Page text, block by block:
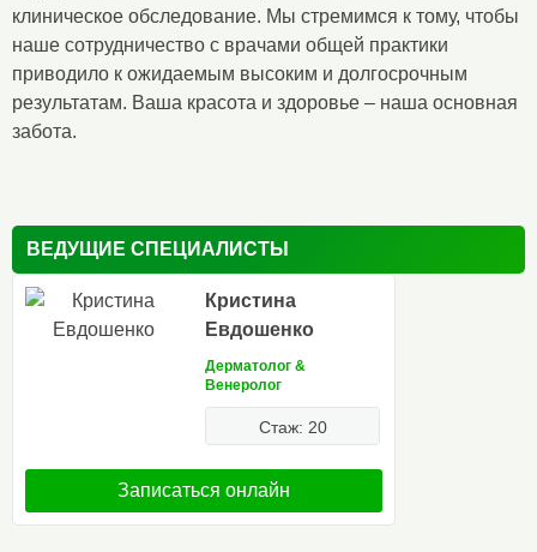
клиническое обследование. Мы стремимся к тому, чтобы
наше сотрудничество с врачами общей практики
приводило к ожидаемым высоким и долгосрочным
результатам. Ваша красота и здоровье – наша основная
забота.
ВЕДУЩИЕ СПЕЦИАЛИСТЫ
Кристина
Евдошенко
Дерматолог &
Венеролог
Стаж: 20
Записаться онлайн